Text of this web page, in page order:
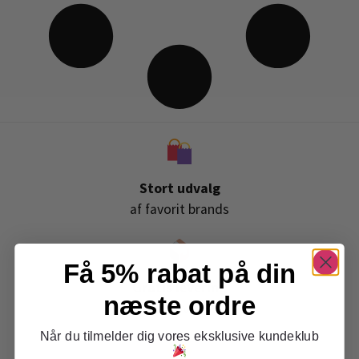
Stort udvalg
af favorit brands
Gratis levering
ved køb over 399,-
Få 5% rabat på din
næste ordre
Når du tilmelder dig vores eksklusive kundeklub